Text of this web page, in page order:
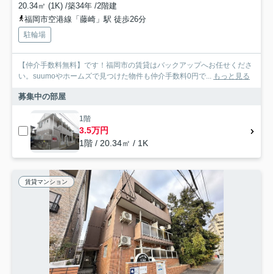
20.34㎡ (1K) /築34年 /2階建
福岡市空港線「藤崎」駅 徒歩26分
駐輪場
【仲介手数料無料】です！福岡市の賃貸はバックアップへお任せくださ
い。suumoやホームズで見つけた物件も仲介手数料0円で...
もっと見る
募集中の部屋
1階
3.5万円
1階 / 20.34㎡ / 1K
賃貸マンション